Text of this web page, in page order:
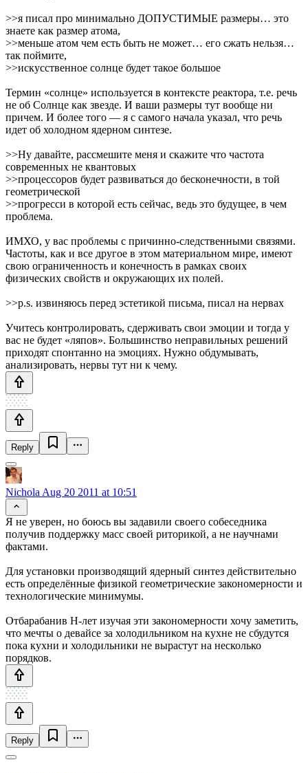
>>я писал про минимально ДОПУСТИМЫЕ размеры… это
знаете как размер атома,
>>меньше атом чем есть быть не может… его сжать нельзя…
так поймите,
>>искусственное солнце будет такое большое
Термин «солнце» используется в контексте реактора, т.е. речь
не об Солнце как звезде. И ваши размеры тут вообще ни
причем. И более того — я с самого начала указал, что речь
идет об холодном ядерном синтезе.
>>Ну давайте, рассмешите меня и скажите что частота
современных не квантовых
>>процессоров будет развиваться до бесконечности, в той
геометрической
>>прогресси в которой есть сейчас, ведь это будущее, в чем
проблема.
ИМХО, у вас проблемы с причинно-следственными связями.
Частоты, как и все другое в этом материальном мире, имеют
свою ограниченность и конечность в рамках своих
физических свойств и окружающих их полей.
>>p.s. извиняюсь перед эстетикой письма, писал на нервах
Учитесь контролировать, сдерживать свои эмоции и тогда у
вас не будет «ляпов». Большинство неправильных решений
приходят спонтанно на эмоциях. Нужно обдумывать,
анализировать, нервы тут ни к чему.
Reply
Nichola Aug 20 2011 at 10:51
Я не уверен, но боюсь вы задавили своего собеседника
получив поддержку масс своей риторикой, а не научнами
фактами.
Для установки производящий ядерный синтез действительно
есть определённые физикой геометрические закономерности и
технологические минимумы.
Отбарабанив Н-лет изучая эти закономерности хочу заметить,
что мечты о девайсе за холодильником на кухне не сбудутся
пока кухни и холодильники не вырастут на несколько
порядков.
Reply